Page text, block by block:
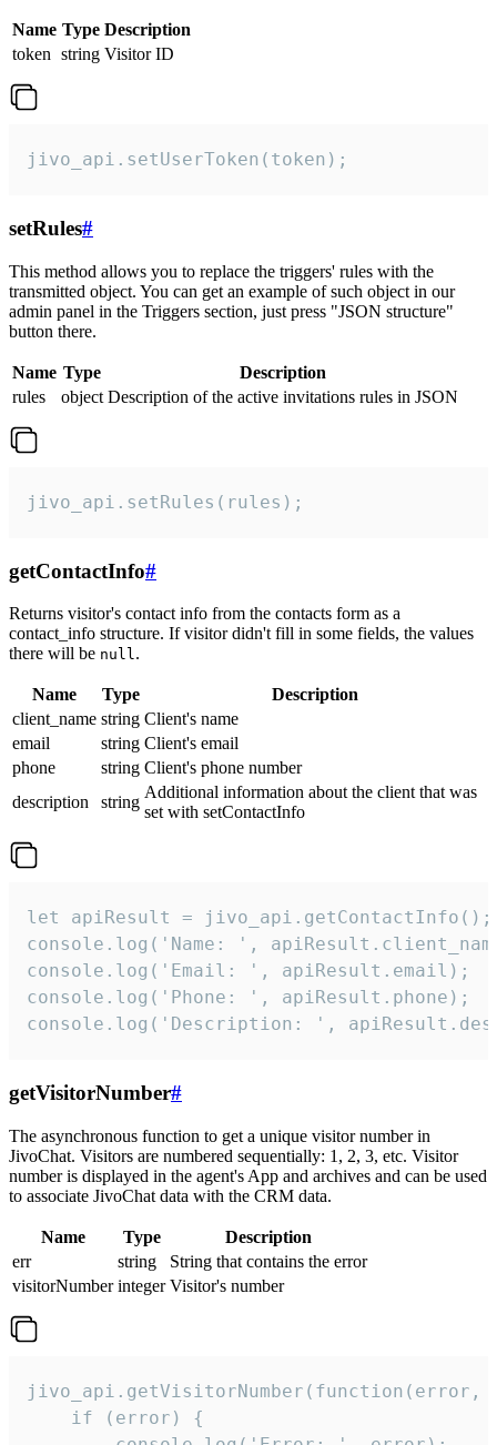
Name Type Description
token string Visitor ID
jivo_api.setUserToken(token);
setRules#
This method allows you to replace the triggers' rules with the
transmitted object. You can get an example of such object in our
admin panel in the Triggers section, just press "JSON structure"
button there.
Name Type
Description
rules
object Description of the active invitations rules in JSON
jivo_api.setRules(rules);
getContactInfo#
Returns visitor's contact info from the contacts form as a
contact_info structure. If visitor didn't fill in some fields, the values
there will be null.
Name Type
Description
client_name string Client's name
email
string Client's email
phone
string Client's phone number
description
string
Additional information about the client that was
set with setContactInfo
let apiResult = jivo_api.getContactInfo();
console.log('Name: ',
console.log('Email: ', apiResult.email);
console.log('Phone: ', apiResult.phone);
console.log('Description: ',
getVisitorNumber#
The asynchronous function to get a unique visitor number in
JivoChat. Visitors are numbered sequentially: 1, 2, 3, etc. Visitor
number is displayed in the agent's App and archives and can be used
to associate JivoChat data with the CRM data.
Name Type
Description
err
string
String that contains the error
visitorNumber integer Visitor's number
jivo_api.getVisitorNumber(function(error,
    if (error) {